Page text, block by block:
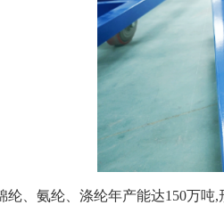
纶、氨纶、涤纶年产能达150万